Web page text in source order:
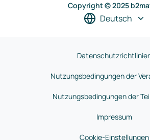
Copyright © 2025
Deutsch
Nutzungsbedingungen der
Nutzungsbedingungen der
Impressum
Cookie-Einstellungen